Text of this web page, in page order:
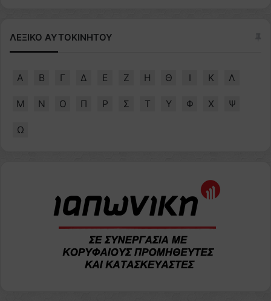
ΛΕΞΙΚΟ ΑΥΤΟΚΙΝΗΤΟΥ
Α Β Γ Δ Ε Ζ Η Θ Ι Κ Λ
Μ Ν Ο Π Ρ Σ Τ Υ Φ Χ Ψ
Ω